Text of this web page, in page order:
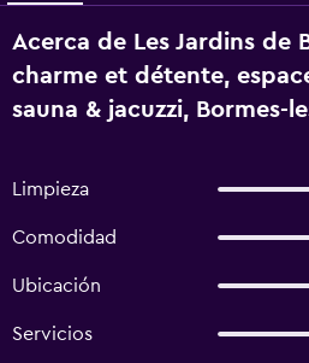
Acerca de Les Jardins de
charme et détente,
sauna & jacuzzi, Bormes-
Limpieza
Comodidad
Ubicación
Servicios